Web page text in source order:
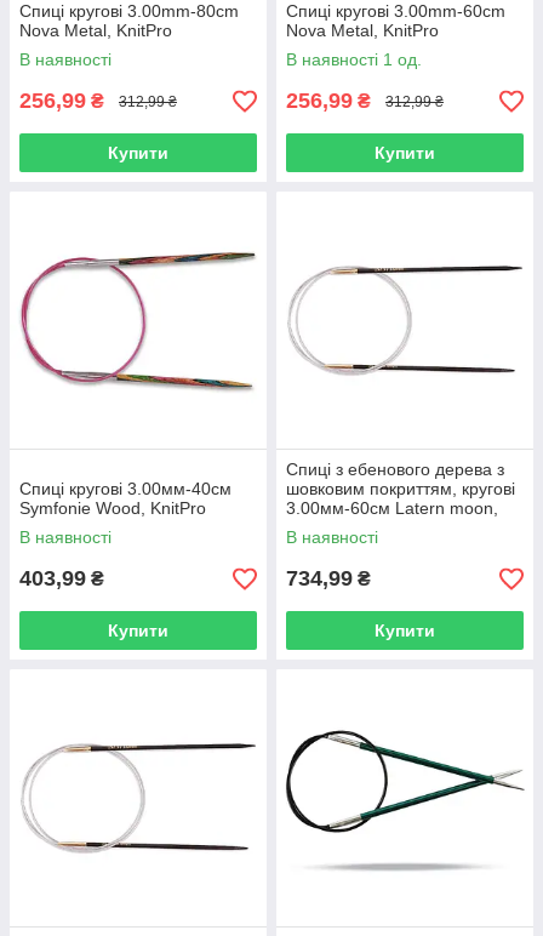
Спиці кругові 3.00mm-80cm
Nova Metal, KnitPro
В наявності
256,99 ₴ 312,99 ₴
Купити
Спиці кругові 3.00mm-60cm
Nova Metal, KnitPro
В наявності 1 од.
256,99 ₴ 312,99 ₴
Купити
Спиці кругові 3.00мм-40см
Symfonie Wood, KnitPro
В наявності
403,99 ₴
Купити
Спиці з ебенового дерева з
шовковим покриттям, кругові
3.00мм-60см Latern moon,
KnitPro
В наявності
734,99 ₴
Купити